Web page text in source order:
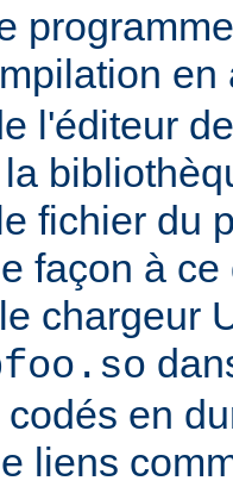
l'éditeur
fichier du
façon à
chargeur
en
liens